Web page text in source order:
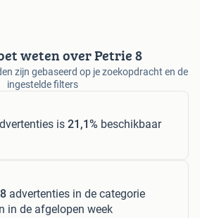
weten over Petrie 8
zijn gebaseerd op je zoekopdracht en de
ingestelde filters
is 21,1% beschikbaar
advertenties in de categorie
in de afgelopen week